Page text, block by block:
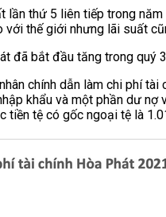
lần thứ 5 liên tiếp trong
thế giới nhưng lãi suất
đã bắt đầu tăng trong
chính dẫn làm chi phí
khẩu và một phần dư
tiền tệ có gốc ngoại tệ là